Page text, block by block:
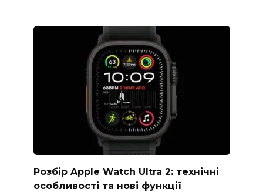
Розбір Apple Watch Ultra 2: технічні
особливості та нові функції